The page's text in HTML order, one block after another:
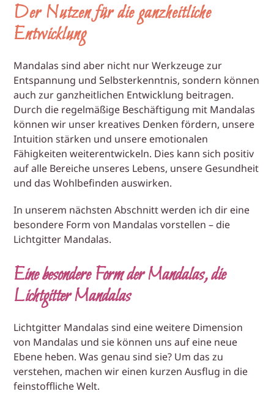
Der Nutzen für die ganzheitliche
Entwicklung
Mandalas sind aber nicht nur Werkzeuge zur
Entspannung und Selbsterkenntnis, sondern können
auch zur ganzheitlichen Entwicklung beitragen.
Durch die regelmäßige Beschäftigung mit Mandalas
können wir unser kreatives Denken fördern, unsere
Intuition stärken und unsere emotionalen
Fähigkeiten weiterentwickeln. Dies kann sich positiv
auf alle Bereiche unseres Lebens, unsere Gesundheit
und das Wohlbefinden auswirken.
In unserem nächsten Abschnitt werden ich dir eine
besondere Form von Mandalas vorstellen – die
Lichtgitter Mandalas.
Eine besondere Form der Mandalas, die
Lichtgitter Mandalas
Lichtgitter Mandalas sind eine weitere Dimension
von Mandalas und sie können uns auf eine neue
Ebene heben. Was genau sind sie? Um das zu
verstehen, machen wir einen kurzen Ausflug in die
feinstoffliche Welt.